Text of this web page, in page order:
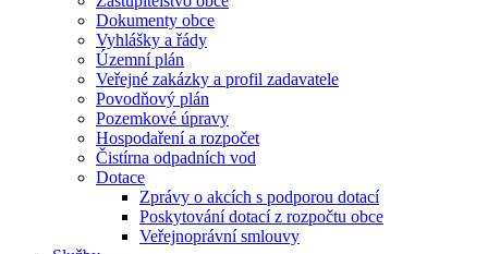
Dokumenty obce
Vyhlášky a řády
Územní plán
Veřejné zakázky a profil zadavatele
Povodňový plán
Pozemkové úpravy
Hospodaření a rozpočet
Čistírna odpadních vod
Dotace
Zprávy o akcích s podporou dotací
Poskytování dotací z rozpočtu obce
Veřejnoprávní smlouvy